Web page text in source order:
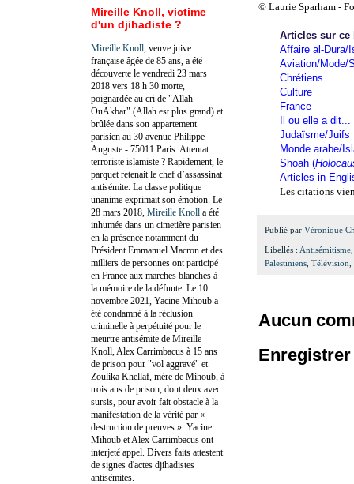
© Laurie Sparham -
Articles sur ce
Affaire al-Dura/
Aviation/Mode/
Chrétiens
Culture
France
Il ou elle a dit...
Judaïsme/Juifs
Monde arabe/
Shoah (
Articles in
Les citations
Publié par Véronique
Libellés : Antisémitisme
Palestiniens Télévision
Aucun
Mireille Knoll, victime
d'un djihadiste ?
Mireille Knoll , veuve juive
française âgée de 85 ans, a été
découverte le vendredi 23 mars
2018 vers 18 h 30 morte,
poignardée au cri de "Allah
OuAkbar" (Allah est plus grand) et
brûlée dans son appartement
parisien au 30 avenue Philippe
Auguste - 75011 Paris. Attentat
terroriste islamiste ? Rapidement, le
parquet retenait le chef d’assassinat
antisémite. La classe politique
unanime exprimait son émotion. Le
28 mars 2018, Mireille Knoll a été
inhumée dans un cimetière parisien
en la présence notamment du
Président Emmanuel Macron et des
milliers de personnes ont participé
en France aux marches blanches à
la mémoire de la défunte. Le 10
novembre 2021, Yacine Mihoub a
été condamné à la réclusion
criminelle à perpétuité pour le
meurtre antisémite de Mireille
Knoll, Alex Carrimbacus à 15 ans
de prison pour "vol aggravé" et
Zoulika Khellaf, mère de Mihoub, à
trois ans de prison, dont deux avec
sursis, pour avoir fait obstacle à la
manifestation de la vérité par «
destruction de preuves ». Yacine
Mihoub et Alex Carrimbacus ont
interjeté appel. Divers faits attestent
de signes d'actes djihadistes
antisémites.